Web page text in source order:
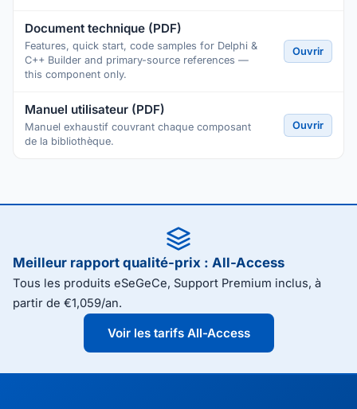
Document technique (PDF)
Features, quick start, code samples for Delphi &
C++ Builder and primary-source references —
this component only.
Ouvrir
Manuel utilisateur (PDF)
Manuel exhaustif couvrant chaque composant
de la bibliothèque.
Ouvrir
Meilleur rapport qualité-prix : All-Access
Tous les produits eSeGeCe, Support Premium inclus, à
partir de €1,059/an.
Voir les tarifs All-Access